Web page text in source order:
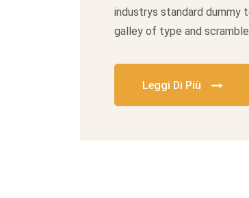
industrys standard dummy
galley of type and
Leggi Di Più